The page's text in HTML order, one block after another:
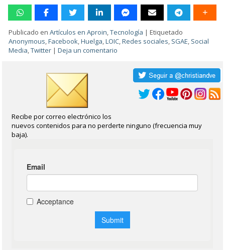
Publicado en Artículos en Aproin,Tecnología |Etiquetado
Anonymous,Facebook,Huelga,LOIC,Redes sociales, SGAE, Social
Media,Twitter |Deja un comentario
Recibe por correo electrónico los
nuevos contenidos para no perderte ninguno (frecuencia muy
baja).